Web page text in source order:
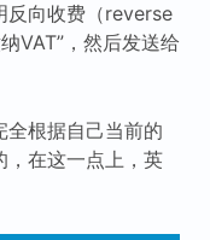
反向收费（reverse
VAT”，然后发送给
全根据自己当前的
，在这一点上，英